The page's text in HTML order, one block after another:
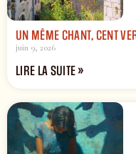
UN MÊME CHANT, CENT
juin 9, 2026
LIRE LA SUITE »